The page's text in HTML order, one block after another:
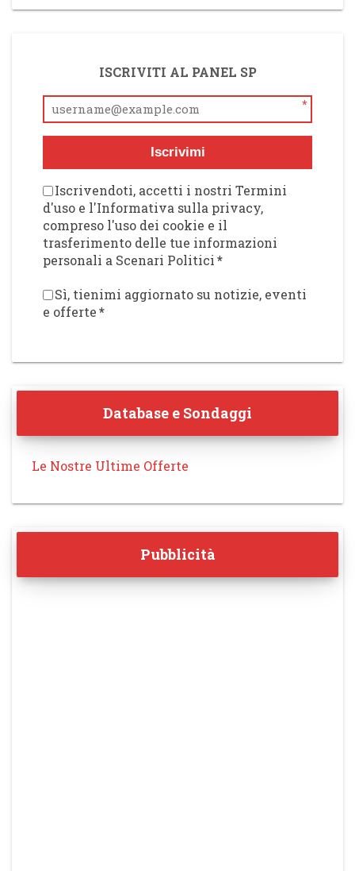
ISCRIVITI AL PANEL SP
*
Iscrivimi
Iscrivendoti, accetti i nostri Termini
d'uso e l'Informativa sulla privacy,
compreso l'uso dei cookie e il
trasferimento delle tue informazioni
personali a Scenari Politici*
Sì, tienimi aggiornato su notizie, eventi
e offerte*
Database e Sondaggi
Le Nostre Ultime Offerte
Pubblicità